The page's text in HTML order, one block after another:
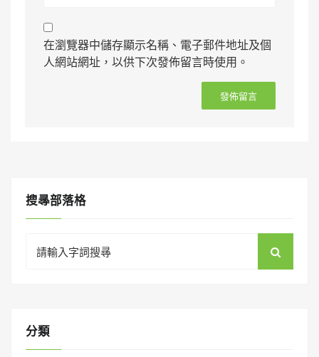
在瀏覽器中儲存顯示名稱、電子郵件地址及個
人網站網址，以供下次發佈留言時使用。
搜㝷部落格
for:
分類